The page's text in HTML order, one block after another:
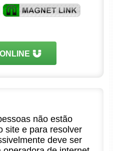
não estão
site e para resolver
deve ser